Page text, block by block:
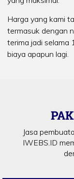
Harga yang kami
termasuk dengan
terima jadi selama
biaya apapun lagi.
Jasa
IWEBS.ID